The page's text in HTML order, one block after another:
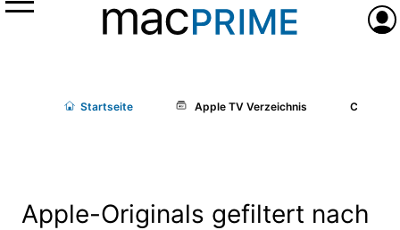
Menü
Startseite Apple TV Verzeichnis Cast/
Apple-Originals gefiltert nach